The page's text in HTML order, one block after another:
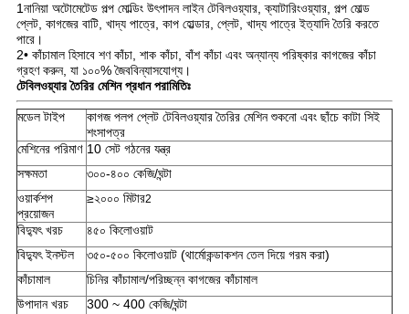
1নানিয়া অটোমেটেড পল্প মোল্ডিং উৎপাদন লাইন টেবিলওয়্যার, ক্যাটারিংওয়্যার, পল্প মোল্ড
প্লেট, কাগজের বাটি, খাদ্য পাত্রে, কাপ হোল্ডার, প্লেট, খাদ্য পাত্রে ইত্যাদি তৈরি করতে
পারে।
2• কাঁচামাল হিসাবে শণ কাঁচা, শাক কাঁচা, বাঁশ কাঁচা এবং অন্যান্য পরিষ্কার কাগজের কাঁচা
গ্রহণ করুন, যা ১০০% জৈববিন্যাসযোগ্য।
টেবিলওয়্যার তৈরির মেশিন প্রধান পরামিতিঃ
মডেল টাইপ
কাগজ পলপ প্লেট টেবিলওয়্যার তৈরির মেশিন শুকনো এবং ছাঁচে কাটা সিই
শংসাপত্র
মেশিনের পরিমাণ 10 সেট গঠনের যন্ত্র
সক্ষমতা
৩০০-৪০০ কেজি/ঘন্টা
ওয়ার্কশপ
প্রয়োজন
≥২০০০ মিটার2
বিদ্যুৎ খরচ
৪৫০ কিলোওয়াট
বিদ্যুৎ ইনস্টল
৩৫০-৫০০ কিলোওয়াট (থার্মোকন্ডাকশন তেল দিয়ে গরম করা)
কাঁচামাল
চিনির কাঁচামাল/পরিচ্ছন্ন কাগজের কাঁচামাল
উপাদান খরচ
300 ~ 400 কেজি/ঘন্টা